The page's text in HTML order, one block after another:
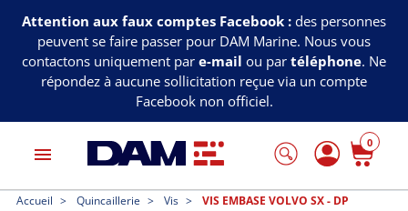
Attention aux faux comptes Facebook : des personnes
peuvent se faire passer pour DAM Marine. Nous vous
contactons uniquement par e-mail ou par téléphone. Ne
répondez à aucune sollicitation reçue via un compte
Facebook non officiel.
menu
0
Accueil Quincaillerie Vis VIS EMBASE VOLVO SX - DP